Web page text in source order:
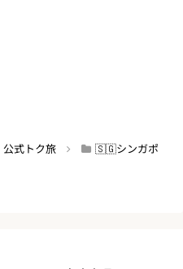
公式トク旅
🇸🇬シンガポ